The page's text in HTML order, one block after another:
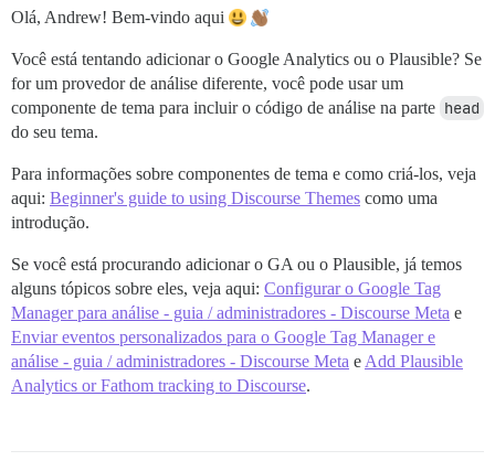
Olá, Andrew! Bem-vindo aqui
Você está tentando adicionar o Google Analytics ou o Plausible? Se
for um provedor de análise diferente, você pode usar um
componente de tema para incluir o código de análise na parte head
do seu tema.
Para informações sobre componentes de tema e como criá-los, veja
aqui: Beginner's guide to using Discourse Themes como uma
introdução.
Se você está procurando adicionar o GA ou o Plausible, já temos
alguns tópicos sobre eles, veja aqui: Configurar o Google Tag
Manager para análise - guia / administradores - Discourse Meta e
Enviar eventos personalizados para o Google Tag Manager e
análise - guia / administradores - Discourse Meta e Add Plausible
Analytics or Fathom tracking to Discourse.